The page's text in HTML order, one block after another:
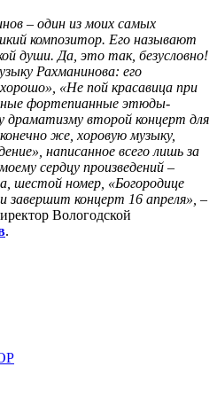
– один из моих самых
композитор. Его называют
души. Да, это так, безусловно!
Рахманинова: его
«Не пой красавица при
фортепианные этюды-
драматизму второй концерт для
же, хоровую музыку,
написанное всего лишь за
сердцу произведений –
шестой номер, «Богородице
завершит концерт 16 апреля», –
Вологодской
.